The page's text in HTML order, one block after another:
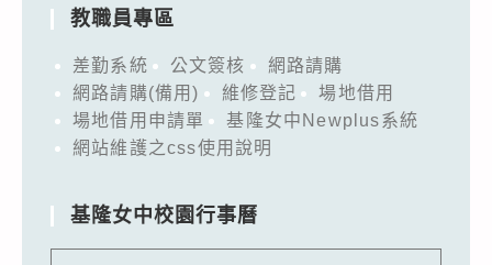
教職員專區
差勤系統 公文簽核
網路請購
網路請購(備用)
維修登記
場地借用
場地借用申請單
基隆女中Newplus系統
網站維護之css使用說明
基隆女中校園行事曆